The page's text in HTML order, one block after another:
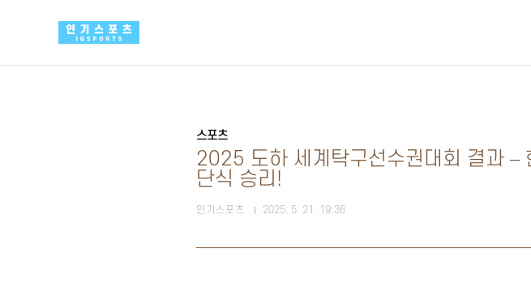
스포츠
2025 도하 세계탁구선수권대회 결과 –
단식 승리!
인기스포츠 2025. 5. 21. 19:36